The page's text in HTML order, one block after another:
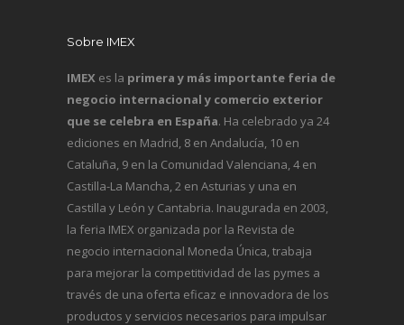
Sobre IMEX
IMEX es la primera y más importante feria de
negocio internacional y comercio exterior
que se celebra en España. Ha celebrado ya 24
ediciones en Madrid, 8 en Andalucía, 10 en
Cataluña, 9 en la Comunidad Valenciana, 4 en
Castilla-La Mancha, 2 en Asturias y una en
Castilla y León y Cantabria. Inaugurada en 2003,
la feria IMEX organizada por la Revista de
negocio internacional Moneda Única, trabaja
para mejorar la competitividad de las pymes a
través de una oferta eficaz e innovadora de los
productos y servicios necesarios para impulsar